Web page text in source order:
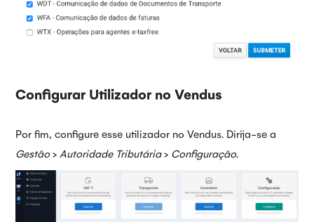
Configurar Utilizador no Vendus
Por fim, configure esse utilizador no Vendus. Dirija-se a
Gestão> Autoridade Tributária> Configuração.